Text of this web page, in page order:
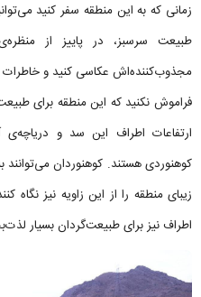
زمانی که به این منطقه سفر کنید
طبیعت سرسبز، در پاییز از
مجذوب‌کننده‌اش عکاسی کنید و خاطرات
فراموش نکنید که این منطقه برای
ارتفاعات اطراف این سد و دریاچه‌ی
کوهنوردی هستند. کوهنوردان می‌توانند
زیبای منطقه را از این زاویه نیز نگاه
اطراف نیز برای طبیعت‌گردان بسیار